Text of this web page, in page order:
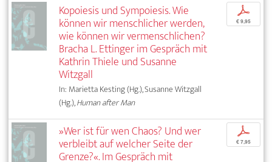
Kopoiesis und Sympoiesis. Wie
können wir menschlicher werden,
wie können wir vermenschlichen?
Bracha L. Ettinger im Gespräch mit
Kathrin Thiele und Susanne
Witzgall
In: Marietta Kesting (Hg.), Susanne Witzgall
(Hg.),Human after Man
p
€ 9,95
»Wer ist für wen Chaos? Und wer
verbleibt auf welcher Seite der
Grenze?«. Im Gespräch mit
p
€ 7,95